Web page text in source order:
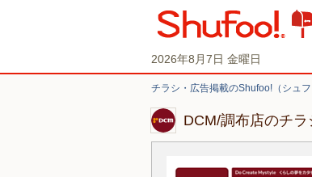
2026年8月7日 金曜日
チラシ・広告掲載のShufoo!（シュフ
DCM/調布店のチラ